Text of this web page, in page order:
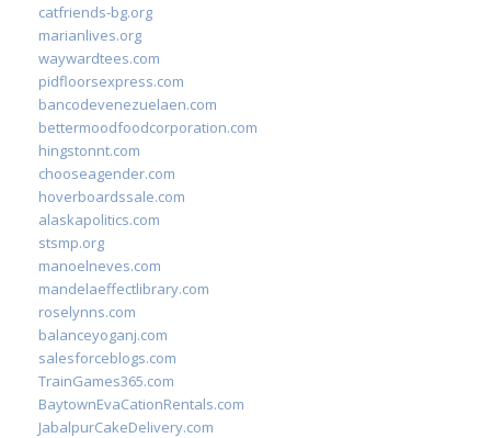
catfriends-bg.org
marianlives.org
waywardtees.com
pidfloorsexpress.com
bancodevenezuelaen.com
bettermoodfoodcorporation.com
hingstonnt.com
chooseagender.com
hoverboardssale.com
alaskapolitics.com
stsmp.org
manoelneves.com
mandelaeffectlibrary.com
roselynns.com
balanceyoganj.com
salesforceblogs.com
TrainGames365.com
BaytownEvaCationRentals.com
JabalpurCakeDelivery.com